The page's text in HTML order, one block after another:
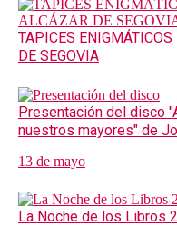
TAPICES
DE SEGOVIA
Presentación del disco
nuestros mayores" de
13 de mayo
La Noche de los Libros